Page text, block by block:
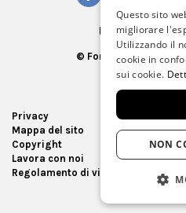
Iscriviti alla
© Fondazione Musei
C.F. e P.IVA
Privacy
Mappa del sito
Copyright
Lavora con noi
Regolamento di visita
Questo sito
migliorare
Utilizzando il
cookie in
sui cookie.
NON